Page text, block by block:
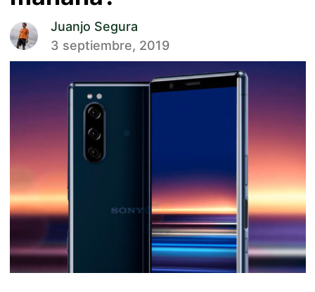
Juanjo Segura
3 septiembre, 2019